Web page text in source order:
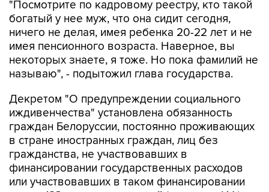
ничего не делая, имея ребенка 20-22 лет и не
имея пенсионного возраста. Наверное, вы
некоторых знаете, я тоже. Но пока фамилий не
называю", - подытожил глава государства.
Декретом "О предупреждении социального
граждан Белоруссии, постоянно проживающих
в стране иностранных граждан, лиц без
гражданства, не участвовавших в
финансировании государственных расходов
или участвовавших в таком финансировании
менее 183 календарных дней (полгода - ИФ), по
уплате сбора в размере 20 базовых величин.